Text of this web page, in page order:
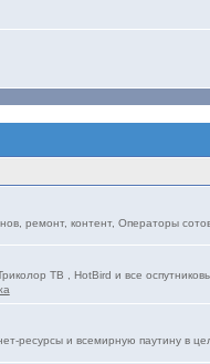
ремонт, контент, Операторы
ТВ , HotBird и все
ресурсы и всемирную паутину в